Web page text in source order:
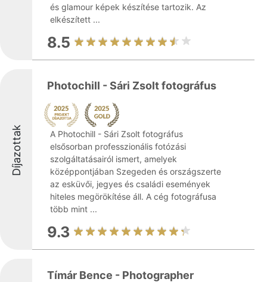
és glamour képek készítése tartozik. Az
elkészített ...
8.5
Díjazottak
Photochill - Sári Zsolt fotográfus
A Photochill - Sári Zsolt fotográfus
elsősorban professzionális fotózási
szolgáltatásairól ismert, amelyek
középpontjában Szegeden és országszerte
az esküvői, jegyes és családi események
hiteles megörökítése áll. A cég fotográfusa
több mint ...
9.3
Tímár Bence - Photographer